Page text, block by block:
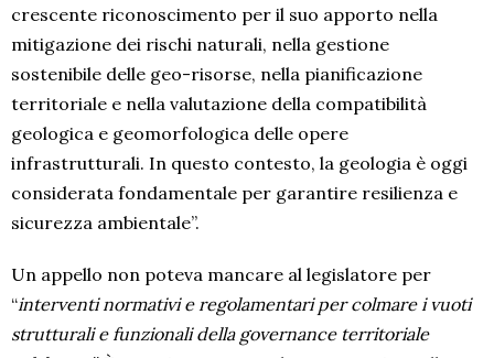
crescente riconoscimento per il suo apporto nella
mitigazione dei rischi naturali, nella gestione
sostenibile delle geo-risorse, nella pianificazione
territoriale e nella valutazione della compatibilità
geologica e geomorfologica delle opere
infrastrutturali. In questo contesto, la geologia è oggi
considerata fondamentale per garantire resilienza e
sicurezza ambientale”.
Un appello non poteva mancare al legislatore per
“interventi normativi e regolamentari per colmare i vuoti
strutturali e funzionali della governance territoriale